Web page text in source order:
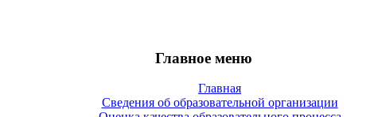
Главное меню
Главная
Сведения об образовательной организации